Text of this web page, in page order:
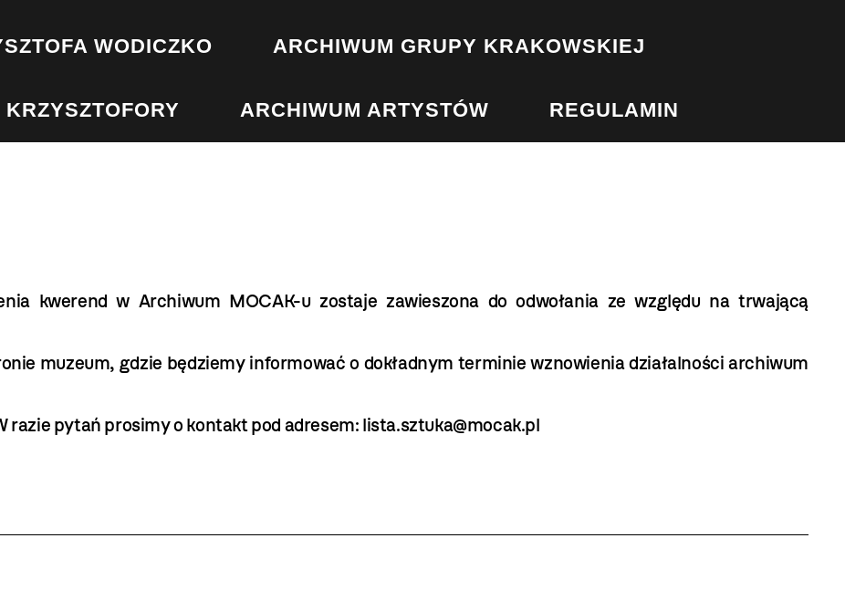
WODICZKO ARCHIWUM GRUPY KRAKOWSKIEJ
ARCHIWUM ARTYSTÓW REGULAMIN
kwerend w Archiwum MOCAK-u zostaje zawieszona do odwołania ze względu na trwającą
muzeum, gdzie będziemy informować o dokładnym terminie wznowienia działalności archiwum
razie pytań prosimy o kontakt pod adresem: lista.sztuka@mocak.pl